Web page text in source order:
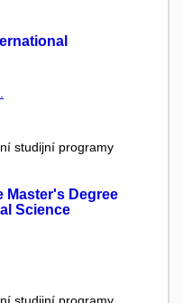
studijní programy
Master's Degree
Science
studijní programy